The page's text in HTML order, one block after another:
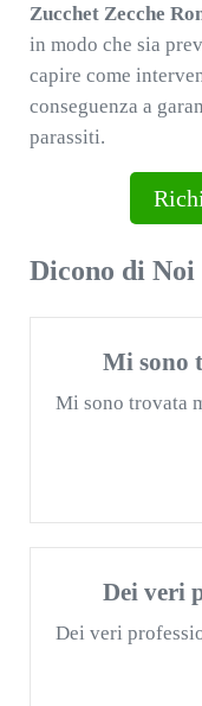
Zucchet Zecche
in modo che sia
capire come
conseguenza a
parassiti.
Dicono di Noi
Mi sono
Mi sono trovata
Dei veri
Dei veri